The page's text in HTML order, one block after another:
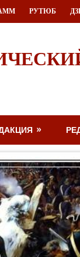
РУТЮБ